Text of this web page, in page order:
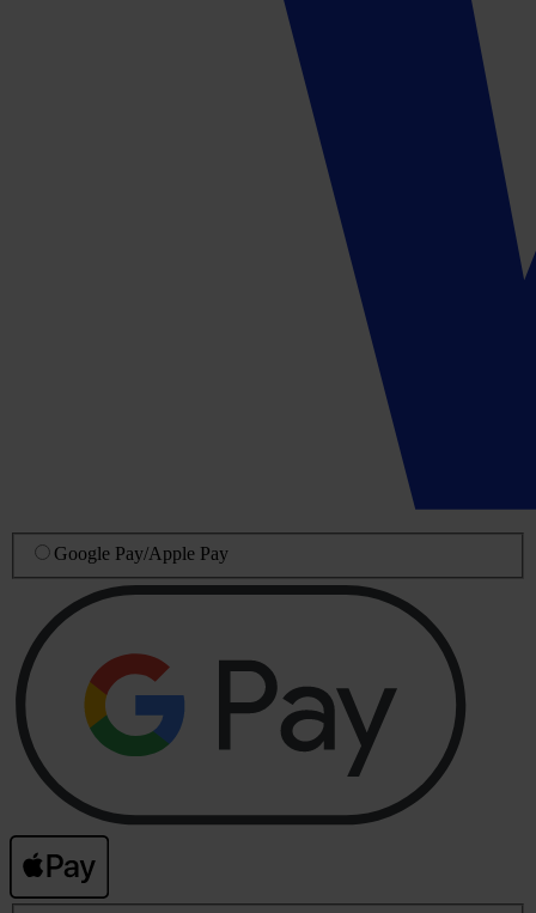
Google Pay/Apple Pay